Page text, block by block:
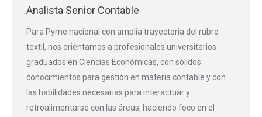
Analista Senior Contable
Para Pyme nacional con amplia trayectoria del rubro
textil, nos orientamos a profesionales universitarios
graduados en Ciencias Económicas, con sólidos
conocimientos para gestión en materia contable y con
las habilidades necesarias para interactuar y
retroalimentarse con las áreas, haciendo foco en el